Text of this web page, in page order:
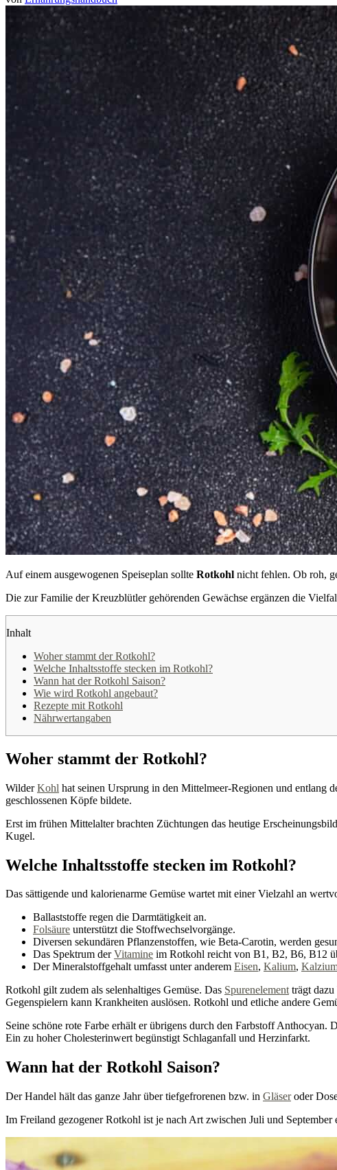
Auf einem ausgewogenen Speiseplan sollte Rotkohl nicht fehlen. Ob roh,
Die zur Familie der Kreuzblütler gehörenden Gewächse ergänzen die
Inhalt
Woher stammt der Rotkohl?
Welche Inhaltsstoffe stecken im Rotkohl?
Wann hat der Rotkohl Saison?
Wie wird Rotkohl angebaut?
Rezepte mit Rotkohl
Nährwertangaben
Woher stammt der Rotkohl?
WilderKohl hat seinen Ursprung in den Mittelmeer-Regionen und entlang
geschlossenen Köpfe bildete.
Erst im frühen Mittelalter brachten Züchtungen das heutige
Kugel.
Welche Inhaltsstoffe stecken im Rotkohl?
Das sättigende und kalorienarme Gemüse wartet mit einer Vielzahl an
Ballaststoffe regen die Darmtätigkeit an.
Folsäure unterstützt die Stoffwechselvorgänge.
Diversen sekundären Pflanzenstoffen, wie Beta-Carotin, werden
Das Spektrum derVitamine im Rotkohl reicht von B1, B2, B6, B12
Der Mineralstoffgehalt umfasst unter anderem Eisen, Kalium,
Rotkohl gilt zudem als selenhaltiges Gemüse. Das Spurenelementträgt dazu
Gegenspielern kann Krankheiten auslösen. Rotkohl und etliche andere
Seine schöne rote Farbe erhält er übrigens durch den Farbstoff
Ein zu hoher Cholesterinwert begünstigt Schlaganfall und Herzinfarkt.
Wann hat der Rotkohl Saison?
Der Handel hält das ganze Jahr über tiefgefrorenen bzw. in Gläseroder
Im Freiland gezogener Rotkohl ist je nach Art zwischen Juli und